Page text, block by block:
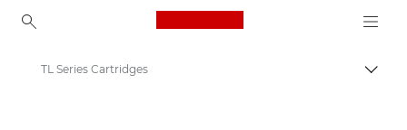
Canon Logo, back to
İçerik
TL Series Cartridges